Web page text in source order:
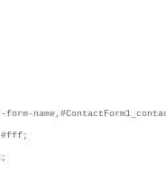
form-